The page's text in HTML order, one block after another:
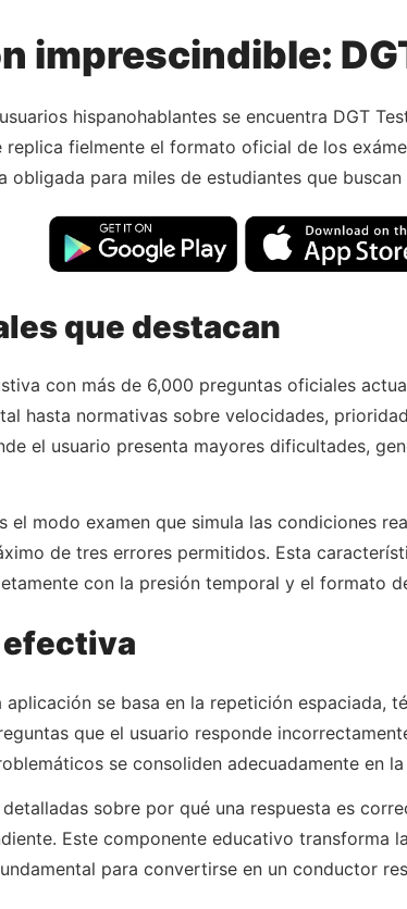
imprescindible:
hispanohablantes se encuentra DGT
fielmente el formato oficial de los
para miles de estudiantes que
que destacan
con más de 6,000 preguntas oficiales
hasta normativas sobre velocidades,
el usuario presenta mayores dificultades,
el modo examen que simula las condiciones
de tres errores permitidos. Esta
con la presión temporal y el formato
se basa en la repetición espaciada,
que el usuario responde
se consoliden adecuadamente en la
sobre por qué una respuesta es
Este componente educativo transforma
para convertirse en un conductor